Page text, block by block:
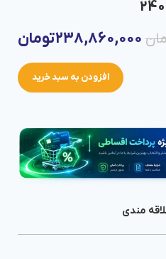
۲۳۸,۸۶۰,۰۰۰تومان
افزودن به سبد خرید
مندی